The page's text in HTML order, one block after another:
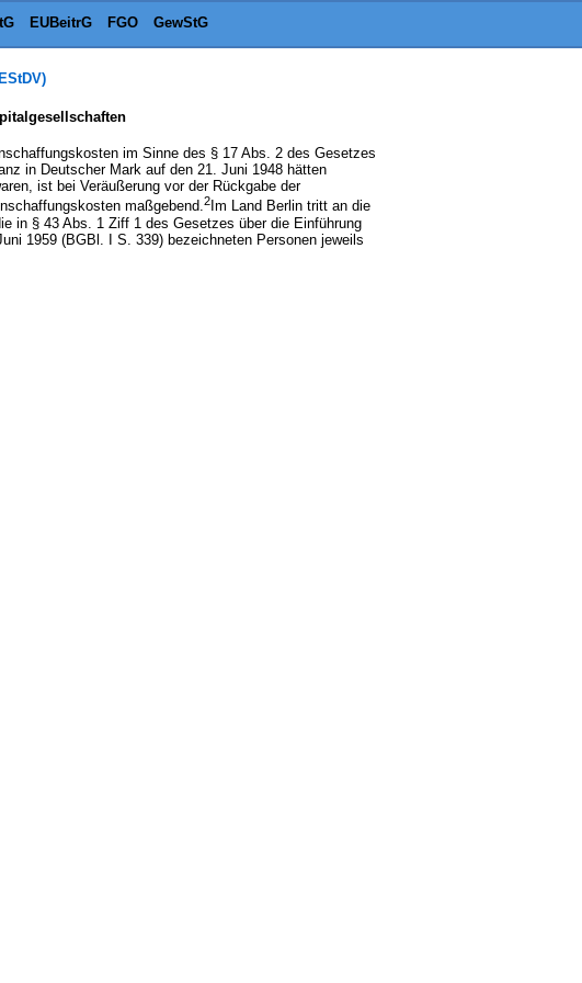
EUBeitrG FGO GewStG
im Sinne des § 17 Abs. 2 des Gesetzes
in Deutscher Mark auf den 21. Juni 1948 hätten
ist bei Veräußerung vor der Rückgabe der
maßgebend.2 Im Land Berlin tritt an die
in § 43 Abs. 1 Ziff 1 des Gesetzes über die Einführung
1959 (BGBl. I S. 339) bezeichneten Personen jeweils